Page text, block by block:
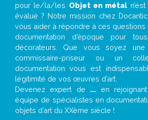
pour le/la/les Objet en métal
évalué ? Notre mission chez
vous aider à répondre à ces questions
documentation d’époque pour
décorateurs. Que vous soyez une
commissaire-priseur ou un
documentation vous est
légitimité de vos œuvres d’art.
Devenez expert de ... en
équipe de spécialistes en
objets d’art du XXème siècle !